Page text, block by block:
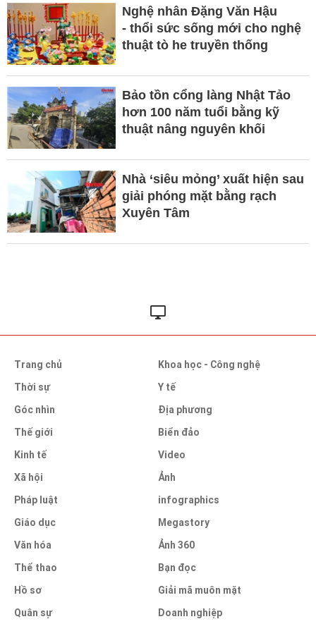
Nghệ nhân Đặng Văn Hậu
- thổi sức sống mới cho nghệ
thuật tò he truyền thống
Bảo tồn cổng làng Nhật Tảo
hơn 100 năm tuổi bằng kỹ
thuật nâng nguyên khối
Nhà ‘siêu mỏng’ xuất hiện sau
giải phóng mặt bằng rạch
Xuyên Tâm
Trang chủ
Thời sự
Góc nhìn
Thế giới
Kinh tế
Xã hội
Pháp luật
Giáo dục
Văn hóa
Thể thao
Hồ sơ
Quân sự
Khoa học - Công nghệ
Y tế
Địa phương
Biển đảo
Video
Ảnh
infographics
Megastory
Ảnh 360
Bạn đọc
Giải mã muôn mặt
Doanh nghiệp